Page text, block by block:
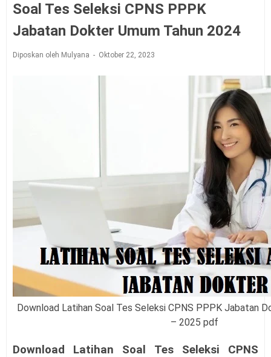
Soal Tes Seleksi CPNS PPPK
Jabatan Dokter Umum Tahun 2024
Diposkan oleh Mulyana Oktober 22, 2023
Download Latihan Soal Tes Seleksi CPNS PPPK Jabatan
– 2025 pdf
Download Latihan Soal Tes Seleksi CPNS